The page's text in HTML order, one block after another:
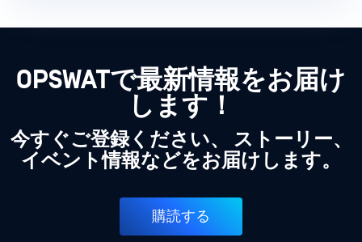
OPSWATで最新情報をお届け
します！
今すぐご登録ください、 ストーリー、
イベント情報などをお届けします。
購読する